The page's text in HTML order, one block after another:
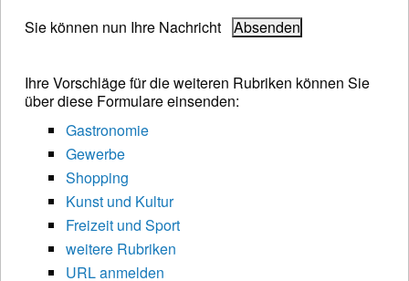
Sie können nun Ihre Nachricht
Ihre Vorschläge für die weiteren Rubriken können Sie
über diese Formulare einsenden:
Gastronomie
Gewerbe
Shopping
Kunst und Kultur
Freizeit und Sport
weitere Rubriken
URL anmelden